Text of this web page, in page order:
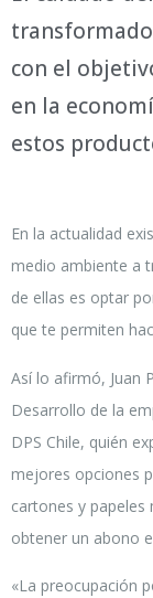
con el
en la
estos
En la actualidad
medio ambiente a
de ellas es optar
que te permiten
Así lo afirmó, Juan
Desarrollo de la
DPS Chile, quién
mejores opciones
cartones y papeles
obtener un abono
«La preocupación